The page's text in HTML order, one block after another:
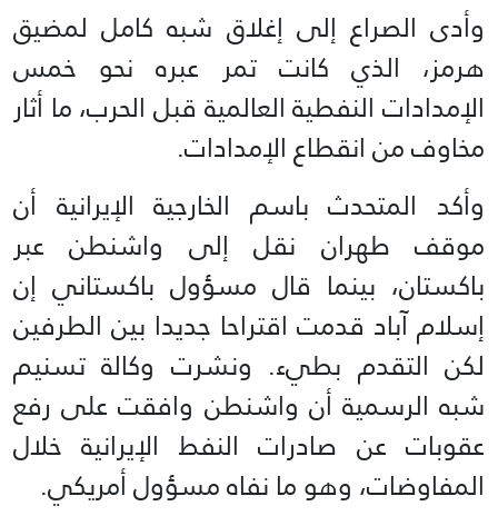
وأدى الصراع إلى إغلاق شبه كامل لمضيق
هرمز، الذي كانت تمر عبره نحو خمس
الإمدادات النفطية العالمية قبل الحرب، ما أثار
مخاوف من انقطاع الإمدادات.
وأكد المتحدث باسم الخارجية الإيرانية أن
موقف طهران نقل إلى واشنطن عبر
باكستان، بينما قال مسؤول باكستاني إن
إسلام آباد قدمت اقتراحا جديدا بين الطرفين
لكن التقدم بطيء. ونشرت وكالة تسنيم
شبه الرسمية أن واشنطن وافقت على رفع
عقوبات عن صادرات النفط الإيرانية خلال
المفاوضات، وهو ما نفاه مسؤول أمريكي.